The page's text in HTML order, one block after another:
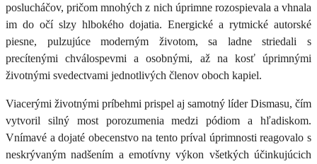
poslucháčov, pričom mnohých z nich úprimne rozospievala a vhnala
im do očí slzy hlbokého dojatia. Energické a rytmické autorské
piesne, pulzujúce moderným životom, sa ladne striedali s
precítenýmichválospevmia osobnými, až na kosť úprimnými
životnými svedectvami jednotlivých členov oboch kapiel.
Viacerými životnými príbehmi prispel aj samotný líder Dismasu, čím
vytvoril silný most porozumenia medzi pódiom a hľadiskom.
Vnímavé adojaté obecenstvona tento príval úprimnosti reagovalo s
neskrývaným nadšením a emotívnyvýkon všetkých účinkujúcich